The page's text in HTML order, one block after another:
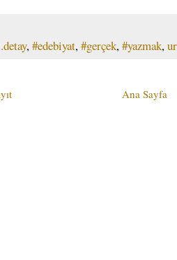
.detay,#edebiyat,#gerçek,#yazmak,
Ana Sayfa